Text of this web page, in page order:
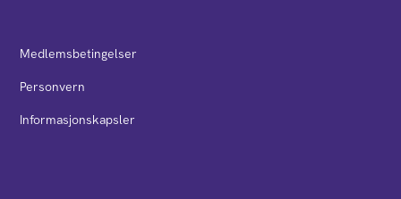
Medlemsbetingelser
Personvern
Informasjonskapsler